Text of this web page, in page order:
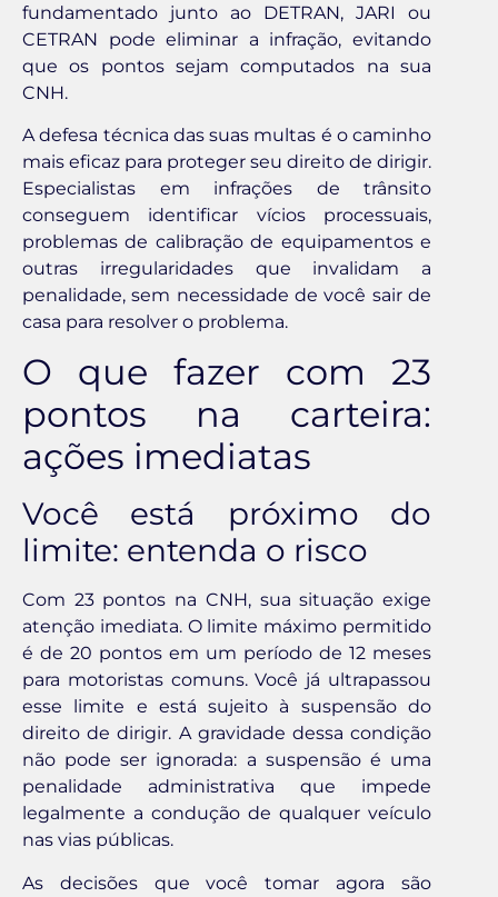
fundamentado junto ao DETRAN, JARI ou
CETRAN pode eliminar a infração, evitando
que os pontos sejam computados na sua
CNH.
A defesa técnica das suas multas é o caminho
mais eficaz para proteger seu direito de dirigir.
Especialistas em infrações de trânsito
conseguem identificar vícios processuais,
problemas de calibração de equipamentos e
outras irregularidades que invalidam a
penalidade, sem necessidade de você sair de
casa para resolver o problema.
O que fazer com 23
pontos na carteira:
ações imediatas
Você está próximo do
limite: entenda o risco
Com 23 pontos na CNH, sua situação exige
atenção imediata. O limite máximo permitido
é de 20 pontos em um período de 12 meses
para motoristas comuns. Você já ultrapassou
esse limite e está sujeito à suspensão do
direito de dirigir. A gravidade dessa condição
não pode ser ignorada: a suspensão é uma
penalidade administrativa que impede
legalmente a condução de qualquer veículo
nas vias públicas.
As decisões que você tomar agora são